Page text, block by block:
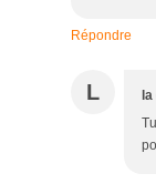
Répondre
L